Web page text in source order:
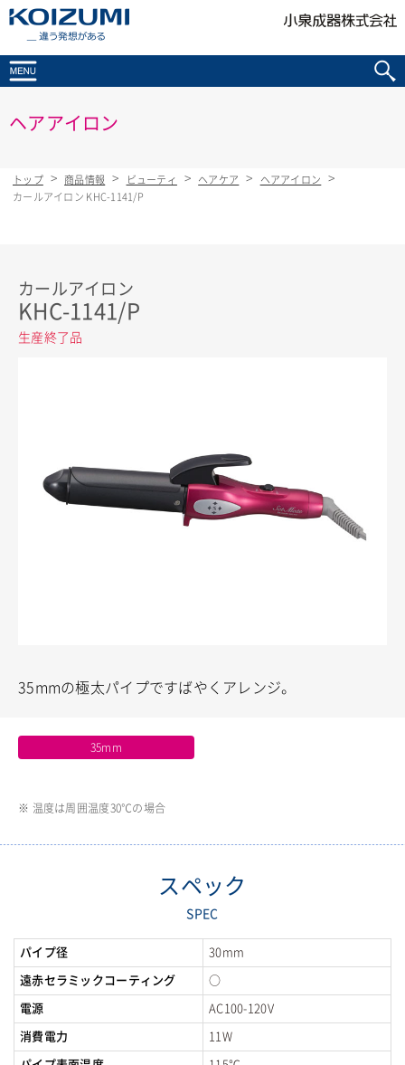
ヘアアイロン
トップ 商品情報 ビューティ ヘアケア
ヘアアイロン
カールアイロン KHC-1141/P
カールアイロン
KHC-1141/P
生産終了品
35mmの極太パイプですばやくアレンジ。
35mm
※ 温度は周囲温度30℃の場合
スペック
SPEC
パイプ径 30mm
遠赤セラミックコーティング ○
電源 AC100-120V
消費電力 11W